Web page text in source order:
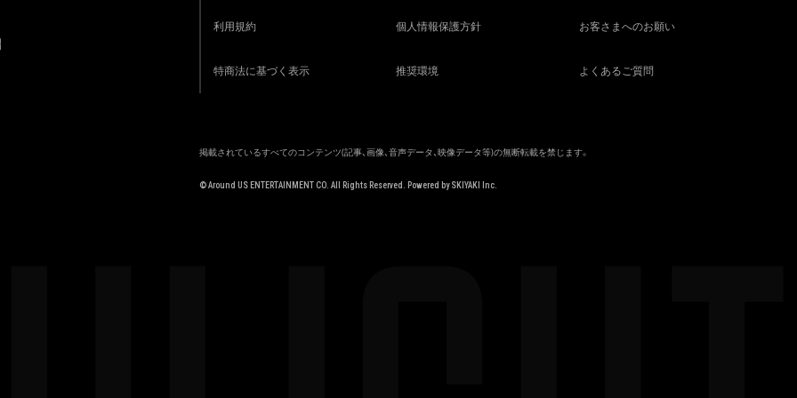
利用規約 個人情報保護方針 お客さまへのお願い
特商法に基づく表示 推奨環境 よくあるご質問
掲載されているすべてのコンテンツ(記事、画像、音声データ、映像データ等)の無断転載を禁じます。
© Around US ENTERTAINMENT CO. All Rights Reserved. Powered bySKIYAKI Inc.